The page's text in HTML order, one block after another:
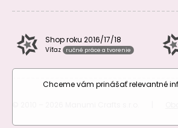
Shop roku 2016/17/18
Víťaz ručné práce a tvorenie
Chceme vám prinášať relevantné